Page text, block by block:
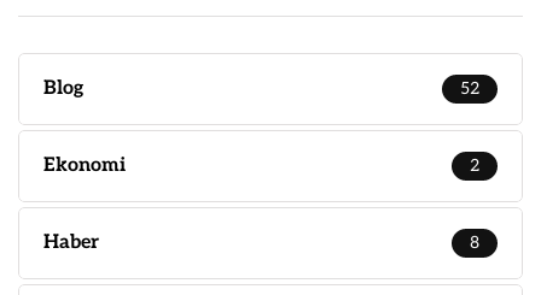
Blog 52
Ekonomi 2
Haber 8